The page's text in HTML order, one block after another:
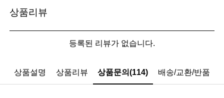
상품리뷰
등록된 리뷰가 없습니다.
상품설명 상품리뷰 상품문의(114) 배송/교환/반품